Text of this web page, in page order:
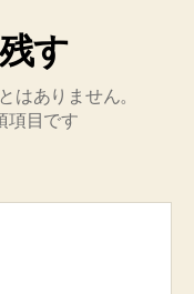
す
はありません。
項目です